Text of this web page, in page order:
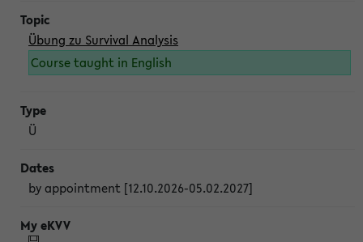
Übung zu Survival Analysis
Course taught in English
Ü
by appointment [12.10.2026-05.02.2027]